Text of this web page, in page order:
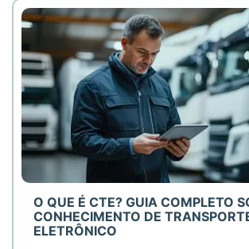
O QUE É CTE? GUIA COMPLETO
CONHECIMENTO DE
ELETRÔNICO